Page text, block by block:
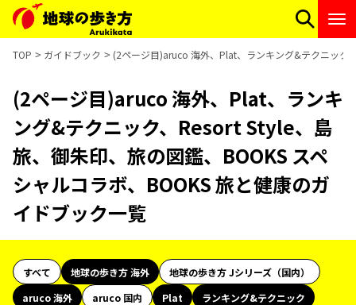
TOP ガイドブック (2ページ目)aruco 海外、Plat、ランキング&テクニック
(2ページ目)aruco 海外、Plat、ランキ
ング&テクニック、Resort Style、島
旅、御朱印、旅の図鑑、BOOKS スペ
シャルコラボ、BOOKS 旅と健康のガ
イドブック一覧
すべて 地球の歩き方 海外
地球の歩き方 Jシリーズ（国内）
aruco 海外
aruco 国内 Plat
ランキング&テクニック